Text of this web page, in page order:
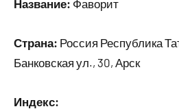
Название: Фаворит
Страна: Россия Республика
Банковская ул., 30, Арск
Индекс: